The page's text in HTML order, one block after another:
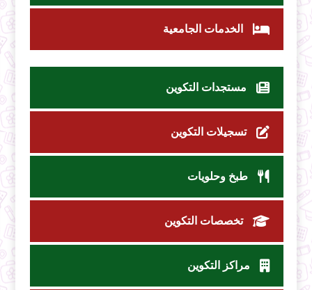
الخدمات الجامعية
مستجدات التكوين
تسجيلات التكوين
طبخ وحلويات
تخصصات التكوين
مراكز التكوين